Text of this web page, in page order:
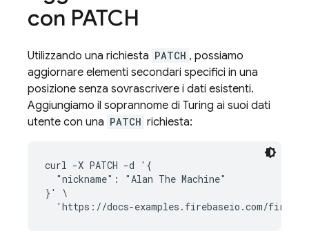
con PATCH
Utilizzando una richiesta PATCH , possiamo
aggiornare elementi secondari specifici in una
posizione senza sovrascrivere i dati esistenti.
Aggiungiamo il soprannome di Turing ai suoi dati
utente con una PATCH richiesta:
curl -X PATCH -d '{
  "nickname": "Alan The Machine"
}' \